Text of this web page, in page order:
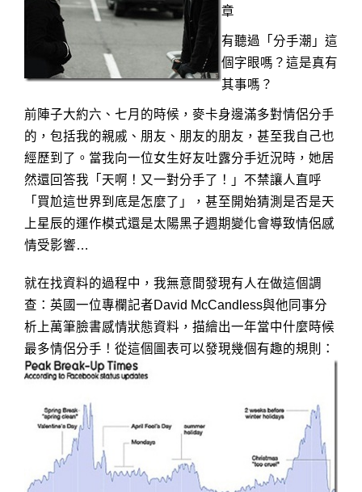
章
有聽過「分手潮」這
個字眼嗎？這是真有
其事嗎？
前陣子大約六、七月的時候，麥卡身邊滿多對情侶分手
的，包括我的親戚、朋友、朋友的朋友，甚至我自己也
經歷到了。當我向一位女生好友吐露分手近況時，她居
然還回答我「天啊！又一對分手了！」不禁讓人直呼
「買尬這世界到底是怎麼了」，甚至開始猜測是否是天
上星辰的運作模式還是太陽黑子週期變化會導致情侶感
情受影響…
就在找資料的過程中，我無意間發現有人在做這個調
查：英國一位專欄記者David McCandless與他同事分
析上萬筆臉書感情狀態資料，描繪出一年當中什麼時候
最多情侶分手！從這個圖表可以發現幾個有趣的規則：